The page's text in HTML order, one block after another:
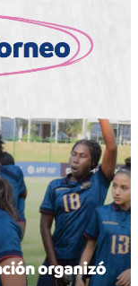
con
una
y
estaba
como un
era parte
uno,
de
de qué se
parte del